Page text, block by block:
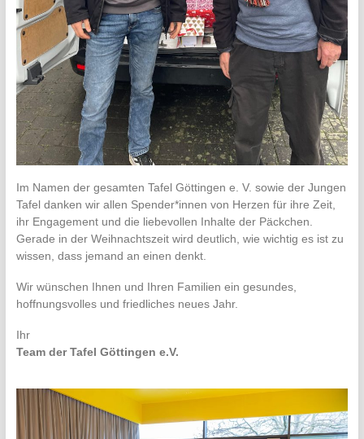
Im Namen der gesamten Tafel Göttingen e. V. sowie der Jungen
Tafel danken wir allen Spender*innen von Herzen für ihre Zeit,
ihr Engagement und die liebevollen Inhalte der Päckchen.
Gerade in der Weihnachtszeit wird deutlich, wie wichtig es ist zu
wissen, dass jemand an einen denkt.
Wir wünschen Ihnen und Ihren Familien ein gesundes,
hoffnungsvolles und friedliches neues Jahr.
Ihr
Team der Tafel Göttingen e.V.